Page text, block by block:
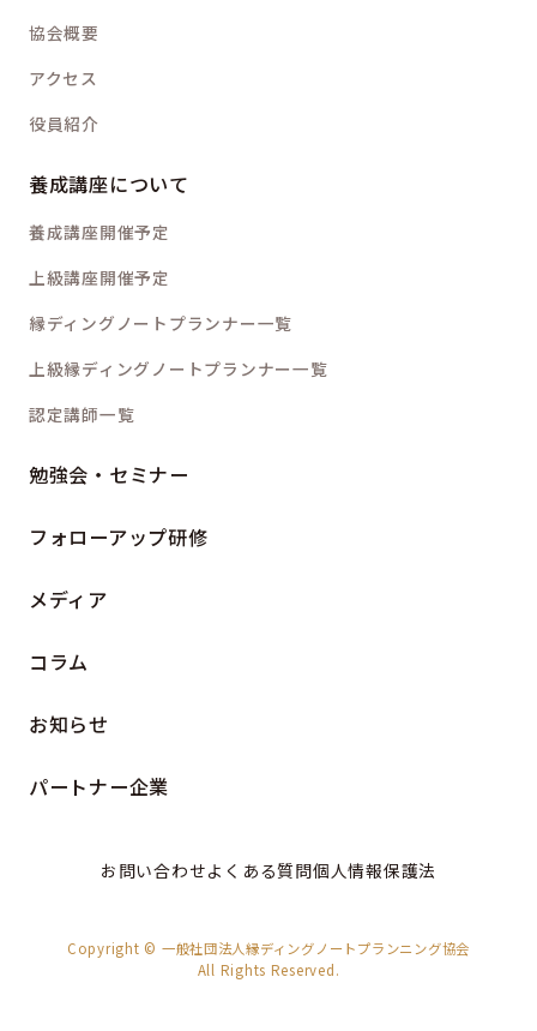
協会概要
アクセス
役員紹介
養成講座について
養成講座開催予定
上級講座開催予定
縁ディングノートプランナー一覧
上級縁ディングノートプランナー一覧
認定講師一覧
勉強会・セミナー
フォローアップ研修
メディア
コラム
お知らせ
パートナー企業
お問い合わせよくある質問個人情報保護法
Copyright © 一般社団法人縁ディングノートプランニング協会
All Rights Reserved.